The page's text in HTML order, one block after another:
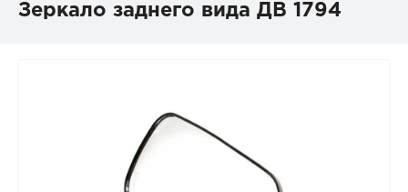
Зеркало заднего вида ДВ 1794